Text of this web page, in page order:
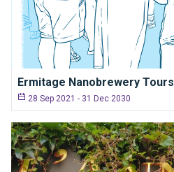
Ermitage Nanobrewery Tours
28 Sep 2021 - 31 Dec 2030